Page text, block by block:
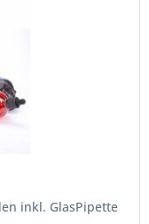
inkl. GlasPipette